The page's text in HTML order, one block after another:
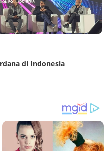
di Indonesia